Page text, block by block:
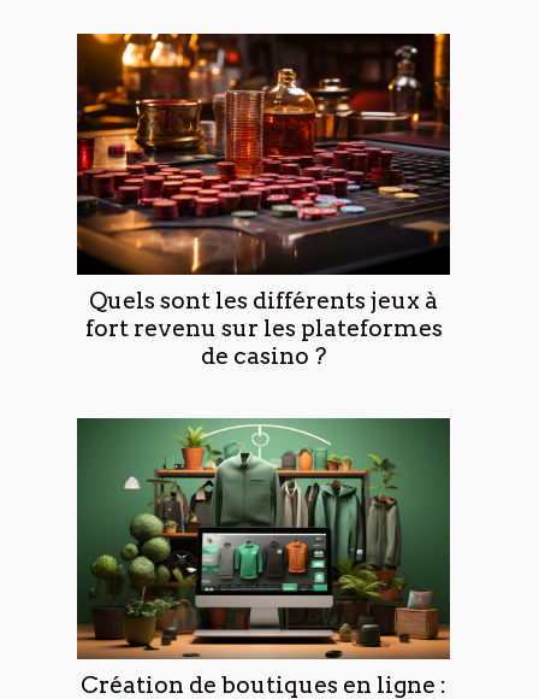
Quels sont les différents jeux à
fort revenu sur les plateformes
de casino ?
Création de boutiques en ligne :